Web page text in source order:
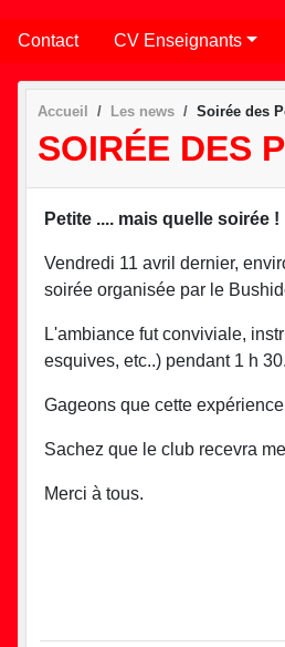
Contact CV Enseignants
Accueil Les news Soirée des
SOIRÉE DES
Petite .... mais quelle soirée !
Vendredi 11 avril dernier,
soirée organisée par le
L'ambiance fut conviviale,
esquives, etc..) pendant 1 h
Gageons que cette
Sachez que le club recevra
Merci à tous.